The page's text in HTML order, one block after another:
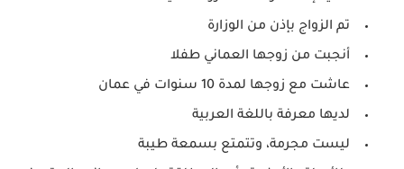
تم الزواج بإذن من الوزارة
أنجبت من زوجها العماني طفلا
عاشت مع زوجها لمدة 10 سنوات في عمان
لديها معرفة باللغة العربية
ليست مجرمة، وتتمتع بسمعة طيبة